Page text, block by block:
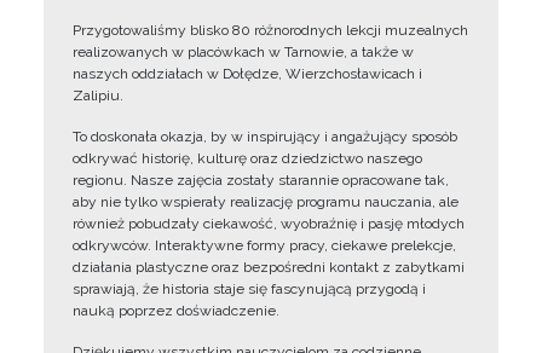
Przygotowaliśmy blisko 80 różnorodnych lekcji muzealnych
realizowanych w placówkach w Tarnowie, a także w
naszych oddziałach w Dołędze, Wierzchosławicach i
Zalipiu.
To doskonała okazja, by w inspirujący i angażujący sposób
odkrywać historię, kulturę oraz dziedzictwo naszego
regionu. Nasze zajęcia zostały starannie opracowane tak,
aby nie tylko wspierały realizację programu nauczania, ale
również pobudzały ciekawość, wyobraźnię i pasję młodych
odkrywców. Interaktywne formy pracy, ciekawe prelekcje,
działania plastyczne oraz bezpośredni kontakt z zabytkami
sprawiają, że historia staje się fascynującą przygodą i
nauką poprzez doświadczenie.